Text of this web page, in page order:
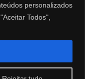
personalizados
Todos",